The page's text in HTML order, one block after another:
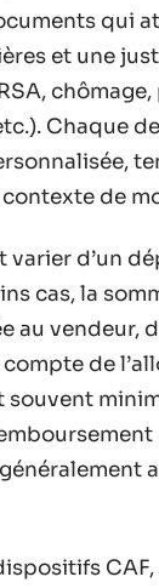
qui
et une
Chaque
de
varier d’un
cas, la
au vendeur,
de
souvent
CAF,